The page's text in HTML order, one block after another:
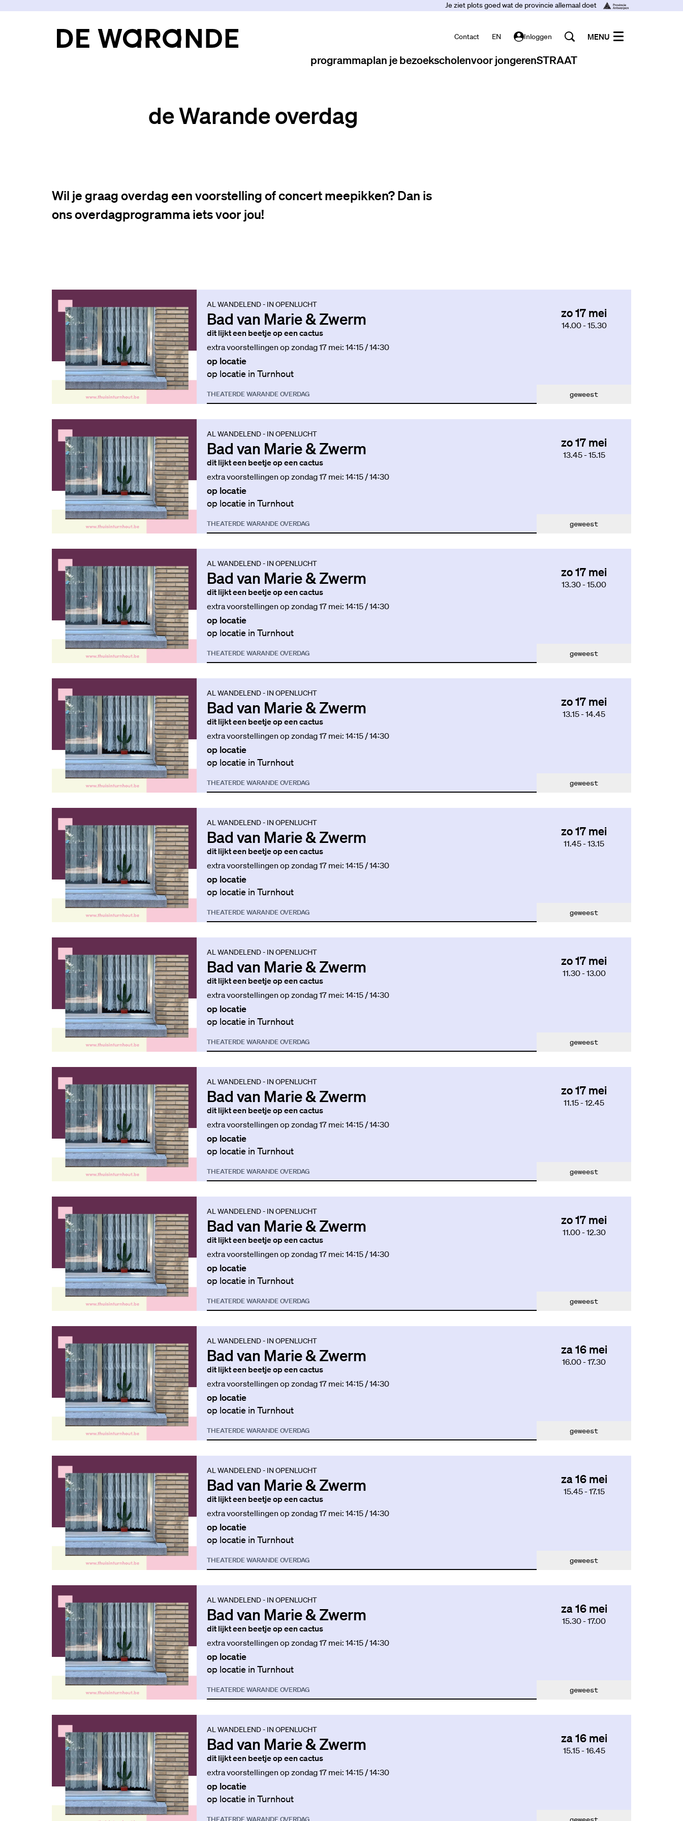
Je ziet plots goed wat de provincie allemaal doet
Contact EN Inloggen
programmaplan je bezoekscholenvoor jongerenSTRAAT
MENU
de Warande overdag
Wil je graag overdag een voorstelling of concert meepikken? Dan is
ons overdagprogramma iets voor jou!
Bad van Marie & Zwerm
dit lijkt een beetje op een cactus
AL WANDELEND - IN OPENLUCHT
extra voorstellingen op zondag 17 mei: 14:15 / 14:30
op locatie
op locatie in Turnhout
THEATERDE WARANDE OVERDAG
zo 17 mei
14.00-15.30
geweest
Bad van Marie & Zwerm
dit lijkt een beetje op een cactus
AL WANDELEND - IN OPENLUCHT
extra voorstellingen op zondag 17 mei: 14:15 / 14:30
op locatie
op locatie in Turnhout
THEATERDE WARANDE OVERDAG
zo 17 mei
13.45-15.15
geweest
Bad van Marie & Zwerm
dit lijkt een beetje op een cactus
AL WANDELEND - IN OPENLUCHT
extra voorstellingen op zondag 17 mei: 14:15 / 14:30
op locatie
op locatie in Turnhout
THEATERDE WARANDE OVERDAG
zo 17 mei
13.30-15.00
geweest
Bad van Marie & Zwerm
dit lijkt een beetje op een cactus
AL WANDELEND - IN OPENLUCHT
extra voorstellingen op zondag 17 mei: 14:15 / 14:30
op locatie
op locatie in Turnhout
THEATERDE WARANDE OVERDAG
zo 17 mei
13.15-14.45
geweest
Bad van Marie & Zwerm
dit lijkt een beetje op een cactus
AL WANDELEND - IN OPENLUCHT
extra voorstellingen op zondag 17 mei: 14:15 / 14:30
op locatie
op locatie in Turnhout
THEATERDE WARANDE OVERDAG
zo 17 mei
11.45-13.15
geweest
Bad van Marie & Zwerm
dit lijkt een beetje op een cactus
AL WANDELEND - IN OPENLUCHT
extra voorstellingen op zondag 17 mei: 14:15 / 14:30
op locatie
op locatie in Turnhout
THEATERDE WARANDE OVERDAG
zo 17 mei
11.30-13.00
geweest
Bad van Marie & Zwerm
dit lijkt een beetje op een cactus
AL WANDELEND - IN OPENLUCHT
extra voorstellingen op zondag 17 mei: 14:15 / 14:30
op locatie
op locatie in Turnhout
THEATERDE WARANDE OVERDAG
zo 17 mei
11.15-12.45
geweest
Bad van Marie & Zwerm
dit lijkt een beetje op een cactus
AL WANDELEND - IN OPENLUCHT
extra voorstellingen op zondag 17 mei: 14:15 / 14:30
op locatie
op locatie in Turnhout
THEATERDE WARANDE OVERDAG
zo 17 mei
11.00-12.30
geweest
Bad van Marie & Zwerm
dit lijkt een beetje op een cactus
AL WANDELEND - IN OPENLUCHT
extra voorstellingen op zondag 17 mei: 14:15 / 14:30
op locatie
op locatie in Turnhout
THEATERDE WARANDE OVERDAG
za 16 mei
16.00-17.30
geweest
Bad van Marie & Zwerm
dit lijkt een beetje op een cactus
AL WANDELEND - IN OPENLUCHT
extra voorstellingen op zondag 17 mei: 14:15 / 14:30
op locatie
op locatie in Turnhout
THEATERDE WARANDE OVERDAG
za 16 mei
15.45-17.15
geweest
Bad van Marie & Zwerm
dit lijkt een beetje op een cactus
AL WANDELEND - IN OPENLUCHT
extra voorstellingen op zondag 17 mei: 14:15 / 14:30
op locatie
op locatie in Turnhout
THEATERDE WARANDE OVERDAG
za 16 mei
15.30-17.00
geweest
Bad van Marie & Zwerm
dit lijkt een beetje op een cactus
AL WANDELEND - IN OPENLUCHT
extra voorstellingen op zondag 17 mei: 14:15 / 14:30
op locatie
op locatie in Turnhout
za 16 mei
15.15-16.45